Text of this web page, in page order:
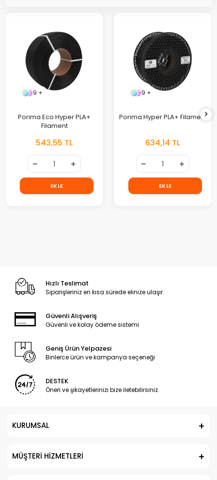
9 +
Porima Eco Hyper PLA+
Filament
543,55 TL
EKLE
9 +
Porima Hyper PLA+ Filament
634,14 TL
EKLE
Hızlı Teslimat
Siparişleriniz en kısa sürede elinize ulaşır.
Güvenli Alışveriş
Güvenli ve kolay ödeme sistemi
Geniş Ürün Yelpazesi
Binlerce ürün ve kampanya seçeneği
DESTEK
Öneri ve şikayetlerinizi bize iletebilirsiniz.
KURUMSAL
MÜŞTERİ HİZMETLERİ